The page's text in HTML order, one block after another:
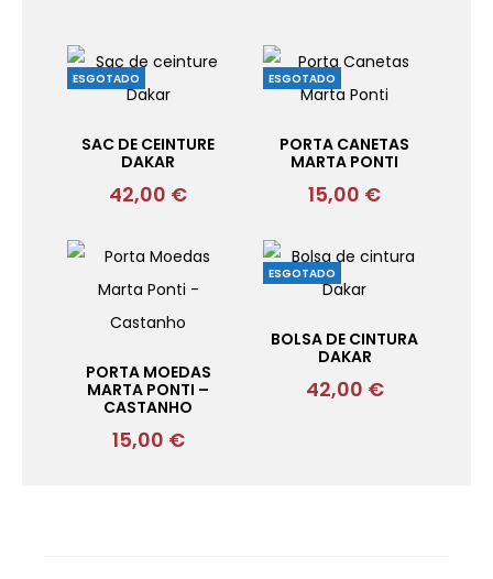
ESGOTADO
SAC DE CEINTURE
DAKAR
42,00 €
ESGOTADO
PORTA CANETAS
MARTA PONTI
15,00 €
PORTA MOEDAS
MARTA PONTI –
CASTANHO
15,00 €
ESGOTADO
BOLSA DE CINTURA
DAKAR
42,00 €